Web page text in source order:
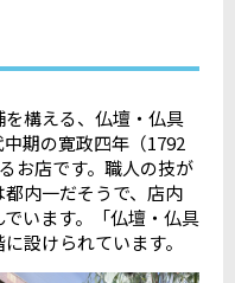
構える、仏壇・仏具
期の寛政四年（1792
お店です。職人の技が
内一だそうで、店内
います。「仏壇・仏具
設けられています。